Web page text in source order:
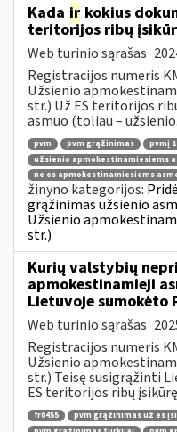
Kada ir kokius
teritorijos ribų
Web turinio sąrašas
Registracijos numeris
Užsienio
str.) Už ES teritorijos
asmuo (toliau –
pvm pvm grąžinimas pvmį
užsienio apmokestinamiesiems
ne es apmokestinamiesiems
žinyno kategorijos:
grąžinimas užsienio
Užsienio
str.)
Kurių valstybių
apmokestinamieji
Lietuvoje sumokėto
Web turinio sąrašas
Registracijos numeris
Užsienio
str.) Teisę susigrąžinti
ES teritorijos ribų
fr0455 pvm grąžinimas už es